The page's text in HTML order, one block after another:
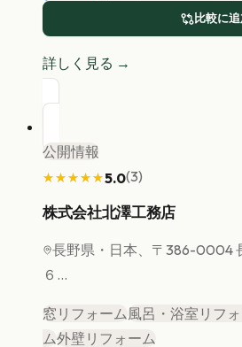
比較に
詳しく見る →
公開情報
★★★★★
★★★★★5.0(3)
株式会社北澤工務店
長野県 ・日本、〒386-0004
６...
窓リフォーム 風呂・浴室リフ
ム外壁リフォーム